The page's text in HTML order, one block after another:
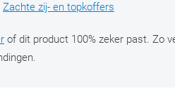
Zachte zij- en topkoffers
of dit product 100% zeker past. Zo